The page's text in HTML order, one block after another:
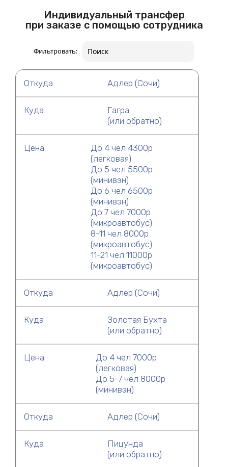
Индивидуальный трансфер
при заказе с помощью сотрудника
Фильтровать:
Откуда Адлер (Сочи)
Куда
Гагра
(или обратно)
Цена
До 4 чел 4300р
(легковая)
До 5 чел 5500р
(минивэн)
До 6 чел 6500р
(минивэн)
До 7 чел 7000р
(микроавтобус)
8-11 чел 8000р
(микроавтобус)
11-21 чел 11000р
(микроавтобус)
Откуда Адлер (Сочи)
Куда
Золотая Бухта
(или обратно)
Цена
До 4 чел 7000р
(легковая)
До 5-7 чел 8000р
(минивэн)
Откуда Адлер (Сочи)
Куда
Пицунда
(или обратно)